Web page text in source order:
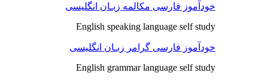
خودآموز فارسی مکالمه زبـان انگلیسی
English speaking language self study
خودآموز فارسی گرامر زبـان انگلیسی
English grammar language self study